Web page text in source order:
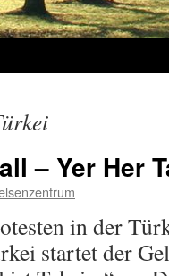
– Yer Her
in der
startet der